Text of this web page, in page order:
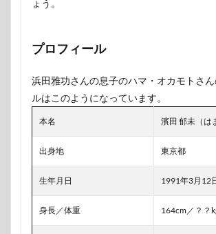
ょう。
プロフィール
浜田雅功さんの息子のハマ・オカモトさ
ルはこのようになっています。
本名 濱田 郁未（は
出身地 東京都
生年月日 1991年3月12
身長／体重 164cm／？？